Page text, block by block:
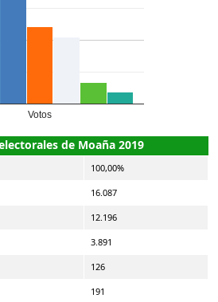
Votos
de Moaña 2019
100,00%
16.087
12.196
3.891
126
191